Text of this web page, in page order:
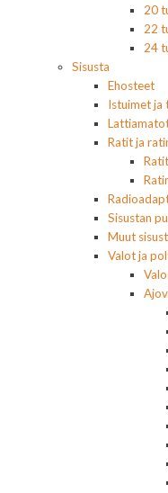
20
22
24
Sisusta
Ehosteet
Istuimet ja
Ratit ja
Ratit
Sisustan
Muut
Valot ja